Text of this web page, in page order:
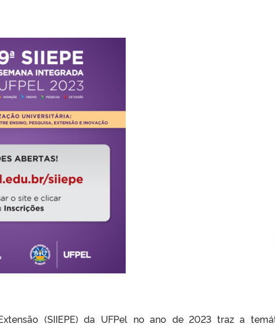
(SIIEPE) da UFPel no ano de 2023 traz a